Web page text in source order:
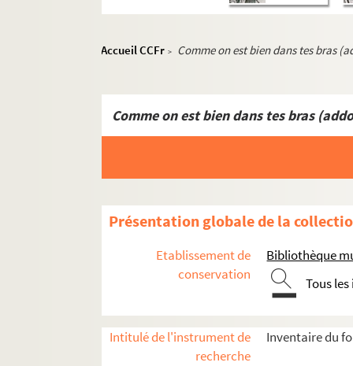
Accueil CCFr > Comme on est bien dans tes bras
Comme on est bien dans tes bras
Présentation globale de la
Etablissement de
conservation
Bibliothèque
Tous
Intitulé de l'instrument de
recherche
Inventaire du
ORG C.13/1. Partitions de Manuel,
ORG C.13/2. Partitions de Margis,
ORG C.13/2. Partitions de Marguet,
ORG C.13/2. Partitions de Mario,
ORG C.13/2. Partitions de Marion,
ORG C.13/2. Partitions de Marjac
ORG C.13/2. Partitions de Marly,
ORG C.13/2. Partitions de Martin,
ORG C.13/2. Partitions de Martin,